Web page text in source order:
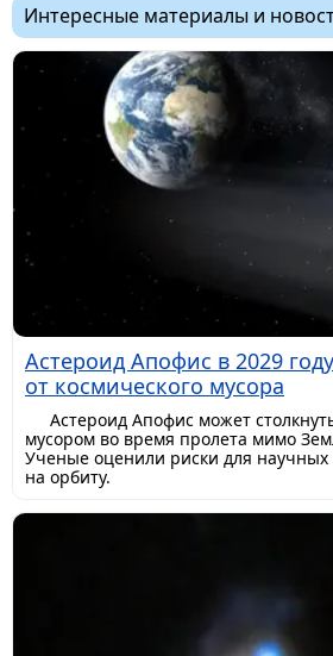
Интересные материалы и
Астероид Апофис в 2029
от космического мусора
Астероид Апофис может
мусором во время пролета мимо
Ученые оценили риски для
на орбиту.